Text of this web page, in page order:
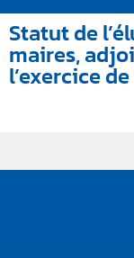
Statut de
maires,
l’exercice